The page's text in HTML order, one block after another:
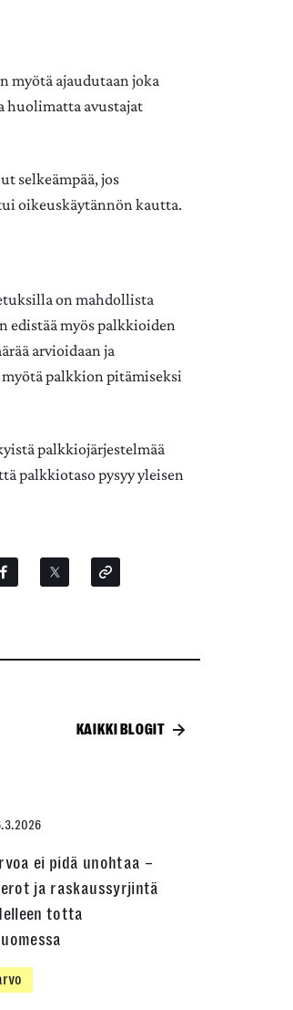
myötä ajaudutaan joka
huolimatta avustajat
selkeämpää, jos
oikeuskäytännön kautta.
on mahdollista
edistää myös palkkioiden
arvioidaan ja
palkkion pitämiseksi
palkkiojärjestelmää
palkkiotaso pysyy yleisen
KAIKKI BLOGIT
ei pidä unohtaa –
ja raskaussyrjintä
totta